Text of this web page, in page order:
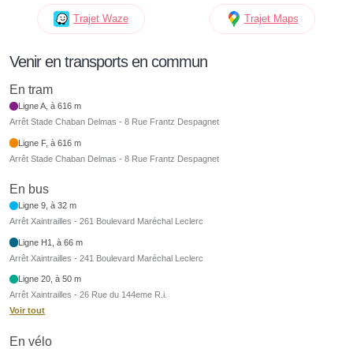
Trajet Waze Trajet Maps
Venir en transports en commun
En tram
Ligne A, à 616 m
Arrêt Stade Chaban Delmas - 8 Rue Frantz Despagnet
Ligne F, à 616 m
Arrêt Stade Chaban Delmas - 8 Rue Frantz Despagnet
En bus
Ligne 9, à 32 m
Arrêt Xaintrailles - 261 Boulevard Maréchal Leclerc
Ligne H1, à 66 m
Arrêt Xaintrailles - 241 Boulevard Maréchal Leclerc
Ligne 20, à 50 m
Arrêt Xaintrailles - 26 Rue du 144eme R.i.
Voir tout
En vélo